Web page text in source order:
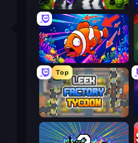
Drift Tycoon
Fish Catch Idle
Top
Leek Factory Tycoon